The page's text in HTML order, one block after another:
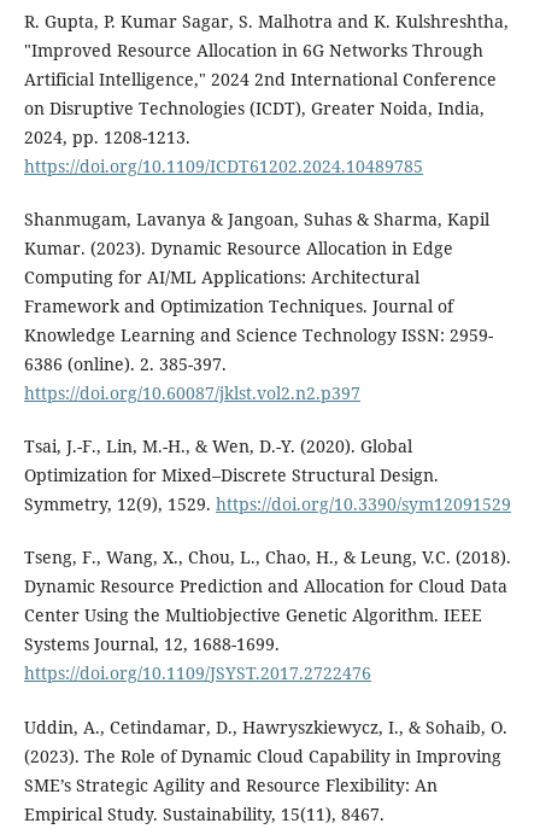
R. Gupta, P. Kumar Sagar, S. Malhotra and K. Kulshreshtha,
"Improved Resource Allocation in 6G Networks Through
Artificial Intelligence," 2024 2nd International Conference
on Disruptive Technologies (ICDT), Greater Noida, India,
2024, pp. 1208-1213.
https://doi.org/10.1109/ICDT61202.2024.10489785
Shanmugam, Lavanya & Jangoan, Suhas & Sharma, Kapil
Kumar. (2023). Dynamic Resource Allocation in Edge
Computing for AI/ML Applications: Architectural
Framework and Optimization Techniques. Journal of
Knowledge Learning and Science Technology ISSN: 2959-
6386 (online). 2. 385-397.
https://doi.org/10.60087/jklst.vol2.n2.p397
Tsai, J.-F., Lin, M.-H., & Wen, D.-Y. (2020). Global
Optimization for Mixed–Discrete Structural Design.
Symmetry, 12(9), 1529. https://doi.org/10.3390/sym12091529
Tseng, F., Wang, X., Chou, L., Chao, H., & Leung, V.C. (2018).
Dynamic Resource Prediction and Allocation for Cloud Data
Center Using the Multiobjective Genetic Algorithm. IEEE
Systems Journal, 12, 1688-1699.
https://doi.org/10.1109/JSYST.2017.2722476
Uddin, A., Cetindamar, D., Hawryszkiewycz, I., & Sohaib, O.
(2023). The Role of Dynamic Cloud Capability in Improving
SME’s Strategic Agility and Resource Flexibility: An
Empirical Study. Sustainability, 15(11), 8467.